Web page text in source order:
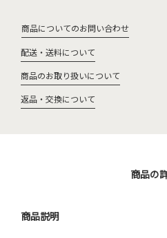
商品についてのお問い合わせ
配送・送料について
商品のお取り扱いについて
返品・交換について
商品の
商品説明